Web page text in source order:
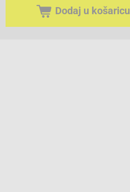
Dodaj u košaricu